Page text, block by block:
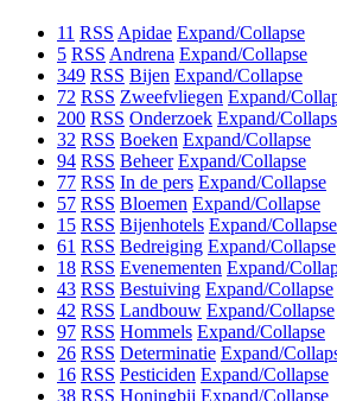
11 RSS Apidae Expand/Collapse
5 RSS Andrena Expand/Collapse
349 RSS Bijen Expand/Collapse
72 RSS Zweefvliegen Expand/
200 RSS Onderzoek Expand/
32 RSS Boeken Expand/Collapse
94 RSS Beheer Expand/Collapse
77 RSS In de pers Expand/Collapse
57 RSS Bloemen Expand/Collapse
15 RSS Bijenhotels Expand/Collapse
61 RSS Bedreiging Expand/Collapse
18 RSS Evenementen Expand/
43 RSS Bestuiving Expand/Collapse
42 RSS Landbouw Expand/Collapse
97 RSS Hommels Expand/Collapse
26 RSS Determinatie Expand/
16 RSS Pesticiden Expand/Collapse
38 RSS Honingbij Expand/Collapse